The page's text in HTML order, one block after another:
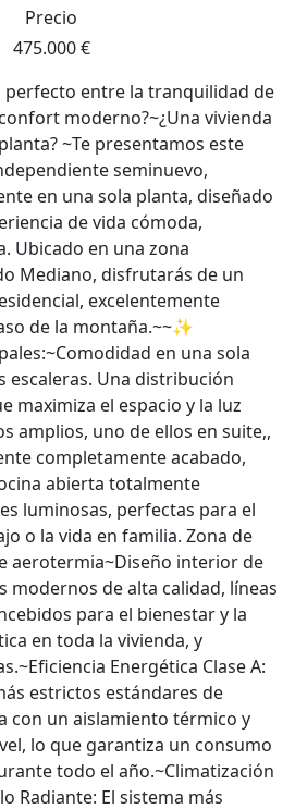
Precio
475.000 €
perfecto entre la tranquilidad de
moderno?~¿Una vivienda
~Te presentamos este
seminuevo,
en una sola planta, diseñado
de vida cómoda,
Ubicado en una zona
Mediano, disfrutarás de un
excelentemente
de la montaña.~~✨
en una sola
escaleras. Una distribución
maximiza el espacio y la luz
amplios, uno de ellos en suite,,
completamente acabado,
abierta totalmente
luminosas, perfectas para el
o la vida en familia. Zona de
aerotermia~Diseño interior de
modernos de alta calidad, líneas
para el bienestar y la
en toda la vivienda, y
Energética Clase A:
estrictos estándares de
con un aislamiento térmico y
lo que garantiza un consumo
todo el año.~Climatización
Radiante: El sistema más